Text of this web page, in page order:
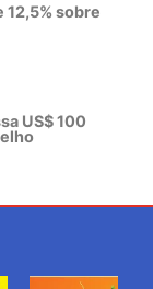
12,5% sobre
US$ 100